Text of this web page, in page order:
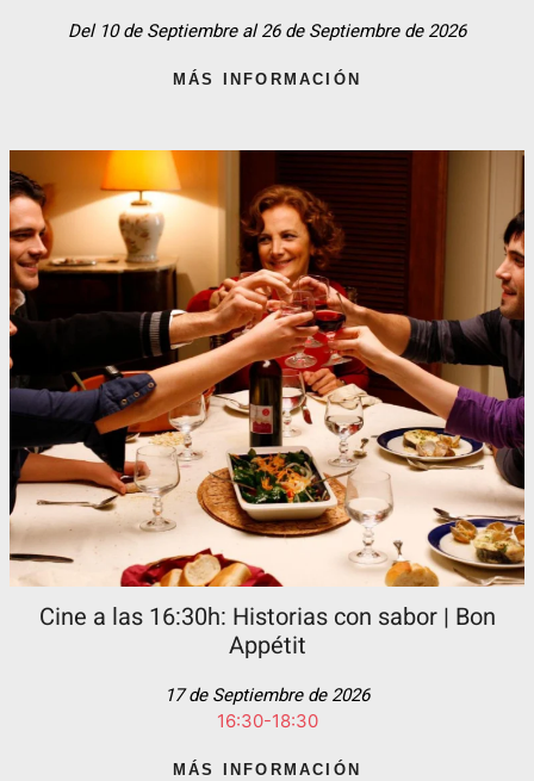
Del 10 de Septiembre al 26 de Septiembre de 2026
MÁS INFORMACIÓN
Cine a las 16:30h: Historias con sabor | Bon
Appétit
17 de Septiembre de 2026
16:30-18:30
MÁS INFORMACIÓN